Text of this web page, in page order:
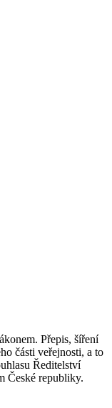
Přepis, šíření
části veřejnosti, a to
Ředitelství
České republiky.